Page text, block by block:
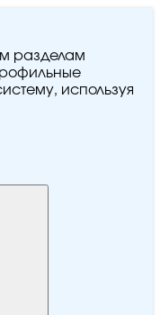
разделам
используя